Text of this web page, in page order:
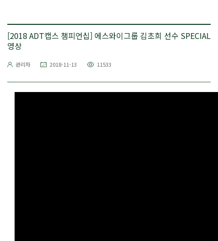
[2018 ADT캡스 챔피언십] 에스와이그룹 김초희 선수 SPECIAL
영상
관리자 2018-11-13 11533